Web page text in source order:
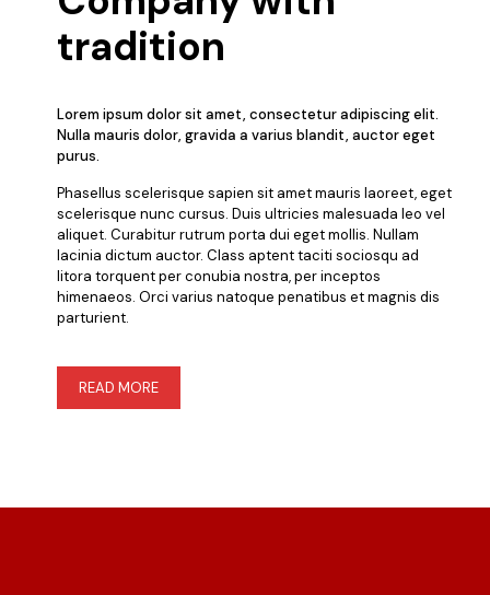
tradition
Lorem ipsum dolor sit amet, consectetur adipiscing elit.
Nulla mauris dolor, gravida a varius blandit, auctor eget
purus.
Phasellus scelerisque sapien sit amet mauris laoreet, eget
scelerisque nunc cursus. Duis ultricies malesuada leo vel
aliquet. Curabitur rutrum porta dui eget mollis. Nullam
lacinia dictum auctor. Class aptent taciti sociosqu ad
litora torquent per conubia nostra, per inceptos
himenaeos. Orci varius natoque penatibus et magnis dis
parturient.
READ MORE